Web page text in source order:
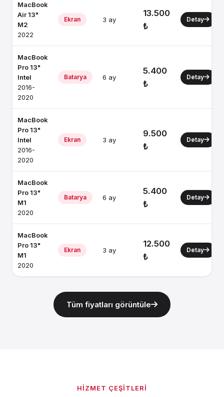
MacBook
Air 13"
M2
2022
Ekran 3 ay
13.500
₺
Detay
MacBook
Pro 13"
Intel
2016-
2020
Batarya 6 ay
5.400
₺
Detay
MacBook
Pro 13"
Intel
2016-
2020
Ekran 3 ay
9.500
₺
Detay
MacBook
Pro 13"
M1
2020
Batarya 6 ay
5.400
₺
Detay
MacBook
Pro 13"
M1
2020
Ekran 3 ay
12.500
₺
Detay
Tüm fiyatları görüntüle
HIZMET ÇEŞITLERI